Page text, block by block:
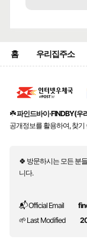
홈 우리집주소
☘️파인드바이·FINDBY(우
공개정보를 활용하여, 찾기
🍀 방문하시는 모든 분
니다.
📬 Official Email
🌱 Last Modified